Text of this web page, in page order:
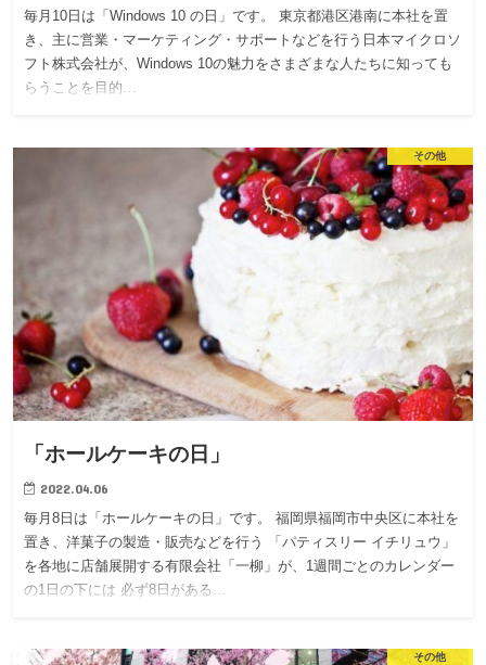
毎月10日は「Windows 10 の日」です。 東京都港区港南に本社を置
き、主に営業・マーケティング・サポートなどを行う日本マイクロソ
フト株式会社が、Windows 10の魅力をさまざまな人たちに知っても
らうことを目的…
その他
「ホールケーキの日」
2022.04.06
毎月8日は「ホールケーキの日」です。 福岡県福岡市中央区に本社を
置き、洋菓子の製造・販売などを行う 「パティスリー イチリュウ」
を各地に店舗展開する有限会社「一柳」が、1週間ごとのカレンダー
の1日の下には 必ず8日がある…
その他